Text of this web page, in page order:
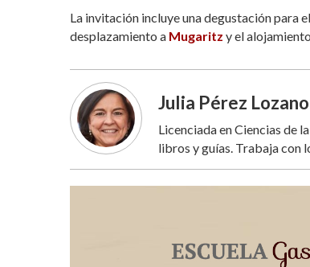
La invitación incluye una degustación para
desplazamiento a Mugaritz y el
Julia Pérez Lozano
Licenciada en Ciencias de
libros y guías. Trabaja con